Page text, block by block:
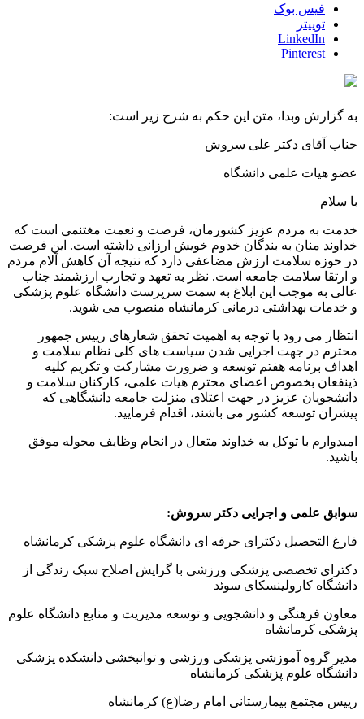
فیس بوک
توییتر
LinkedIn
Pinterest
به گزارش وبدا، متن این حکم به شرح زیر است:
جناب آقای دکتر علی سروش
عضو هیات علمی دانشگاه
با سلام
خدمت به مردم عزیز کشورمان، فرصت و نعمت مغتنمی است که
خداوند منان به بندگان خدوم خویش ارزانی داشته است. این فرصت
در حوزه سلامت ارزش مضاعفی دارد که نتیجه آن کاهش آلام مردم
و ارتقا سلامت جامعه است. نظر به تعهد و تجارب ارزشمند جناب
عالی به موجب این ابلاغ به سمت سرپرست دانشگاه علوم پزشکی
و خدمات بهداشتی درمانی کرمانشاه منصوب می شوید.
انتظار می رود با توجه به اهمیت تحقق شعارهای رییس جمهور
محترم در جهت اجرایی شدن سیاست های کلی نظام سلامت و
اهداف برنامه هفتم توسعه و ضرورت مشارکت و تکریم کلیه
ذینفعان بخصوص اعضای محترم هیات علمی، کارکنان سلامت و
دانشجویان عزیز در جهت اعتلای منزلت جامعه دانشگاهی که
پیشران توسعه کشور می باشند، اقدام فرمایید.
امیدوارم با توکل به خداوند متعال در انجام وظایف محوله موفق
باشید.
سوابق علمی و اجرایی دکتر سروش:
فارغ التحصیل دکترای حرفه ای دانشگاه علوم پزشکی کرمانشاه
دکترای تخصصی پزشکی ورزشی با گرایش اصلاح سبک زندگی از
دانشگاه کارولینسکای سوئد
معاون فرهنگی و دانشجویی و توسعه مدیریت و منابع دانشگاه علوم
پزشکی کرمانشاه
مدیر گروه آموزشی پزشکی ورزشی و توانبخشی دانشکده پزشکی
دانشگاه علوم پزشکی کرمانشاه
رییس مجتمع بیمارستانی امام رضا(ع) کرمانشاه